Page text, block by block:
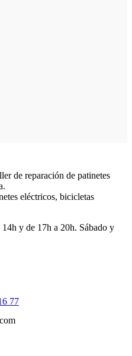
de reparación de patinetes
eléctricos, bicicletas
y de 17h a 20h. Sábado y
77